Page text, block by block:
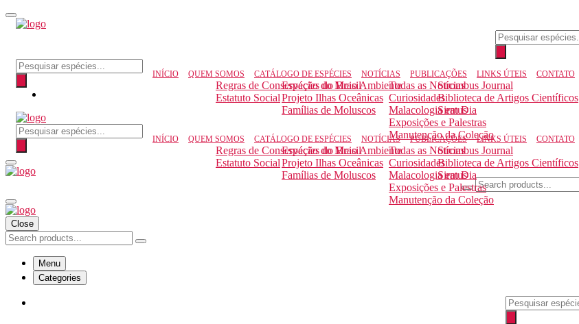
Pesquisar
produtos
Pesquisar produtos
INÍCIO QUEM SOMOS
Regras de Conservação do Meio Ambiente
Estatuto Social
CATÁLOGO DE ESPÉCIES
Espécies do Brasil
Projeto Ilhas Oceânicas
Famílias de Moluscos
NOTÍCIAS
Todas as Notícias
Curiosidades
Malacologia em Dia
Exposições e Palestras
Manutenção da Coleção
PUBLICAÇÕES
Strombus Journal
Biblioteca de Artigos Científicos
Siratus
LINKS ÚTEIS CONTATO
Pesquisar produtos
INÍCIO QUEM SOMOS
Regras de Conservação do Meio Ambiente
Estatuto Social
CATÁLOGO DE ESPÉCIES
Espécies do Brasil
Projeto Ilhas Oceânicas
Famílias de Moluscos
NOTÍCIAS
Todas as Notícias
Curiosidades
Malacologia em Dia
Exposições e Palestras
Manutenção da Coleção
PUBLICAÇÕES
Strombus Journal
Biblioteca de Artigos Científicos
Siratus
LINKS ÚTEIS CONTATO
Close
Menu
Categories
Pesquisar
produtos